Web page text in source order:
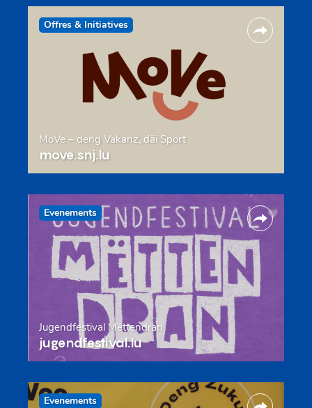
Offres & Initiatives
MoVe – deng Vakanz, däi Sport
move.snj.lu
Evenements
Jugendfestival Mëttendran
jugendfestival.lu
Evenements